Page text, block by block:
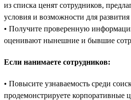
из списка ценят сотрудников,
условия и возможности для развития
• Получите проверенную
оценивают нынешние и бывшие
Если нанимаете сотрудников:
• Повысите узнаваемость среди
продемонстрируете корпоративные